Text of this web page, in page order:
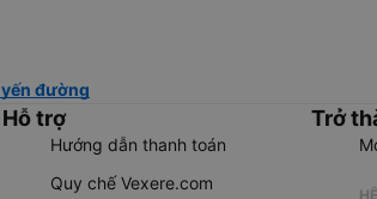
đường
Hỗ trợ
Hướng dẫn thanh toán
Quy chế Vexere.com
Trở